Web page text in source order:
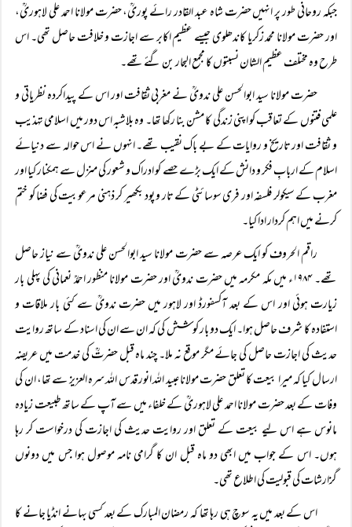
جبکہ روحانی طور پر انہیں حضرت شاہ عبد القادر رائے پوریؒ، حضرت مولانا احمد علی لاہوریؒ،
اور حضرت مولانا محمد زکریا کاندھلوی جیسے عظیم اکابر سے اجازت و خلافت حاصل تھی۔ اس
طرح وہ مختلف عظیم الشان نسبتوں کا مجمع البحار بن گئے تھے۔
حضرت مولانا سید ابوالحسن علی ندویؒ نے مغربی ثقافت اور اس کے پیداکردہ نظریاتی و
علمی فتنوں کے تعاقب کو اپنی زندگی کا مشن بنا رکھا تھا۔ وہ بلاشبہ اس دور میں اسلامی تہذیب
و ثقافت اور تاریخ و روایات کے بے باک نقیب تھے۔ انہوں نے اس حوالہ سے دنیائے
اسلام کے اربابِ فکر و دانش کے ایک بڑے حصے کو ادراک و شعور کی منزل سے ہمکنار کیا اور
مغرب کے سیکولر فلسفہ اور فری سوسائٹی کے تار و پود بکھیر کر ذہنی مرعوبیت کی فضا کو ختم
کرنے میں اہم کردار ادا کیا۔
راقم الحروف کو ایک عرصہ سے حضرت مولانا سید ابوالحسن علی ندویؒ سے نیاز حاصل
تھے۔ ۱۹۸۴ء میں مکہ مکرمہ میں حضرت ندویؒ اور حضرت مولانا منظور احمدؒ نعمانی کی پہلی بار
زیارت ہوئی اور اس کے بعد آکسفورڈ اور لاہور میں حضرت ندویؒ سے کئی بار ملاقات و
استفادہ کا شرف حاصل ہوا۔ ایک دو بار کوشش کی کہ ان سے ان کی اسناد کے ساتھ روایت
حدیث کی اجازت حاصل کی جائے مگر موقع نہ ملا۔ چند ماہ قبل حضرتؒ کی خدمت میں عریضہ
ارسال کیا کہ میرا بیعت کا تعلق حضرت مولانا عبید اللہ انور قدس اللہ سرہ العزیز سے تھا، ان کی
وفات کے بعد حضرت مولانا احمد علی لاہوریؒ کے خلفاء میں سے آپ کے ساتھ طبیعت زیادہ
مانوس ہے اس لیے بیعت کے تعلق اور روایت حدیث کی اجازت کی درخواست کر رہا
ہوں۔ اس کے جواب میں ابھی دو ماہ قبل ان کا گرامی نامہ موصول ہوا جس میں دونوں
گزارشات کی قبولیت کی اطلاع تھی۔
اس کے بعد میں یہ سوچ ہی رہا تھا کہ رمضان المبارک کے بعد کسی بہانے انڈیا جانے کا